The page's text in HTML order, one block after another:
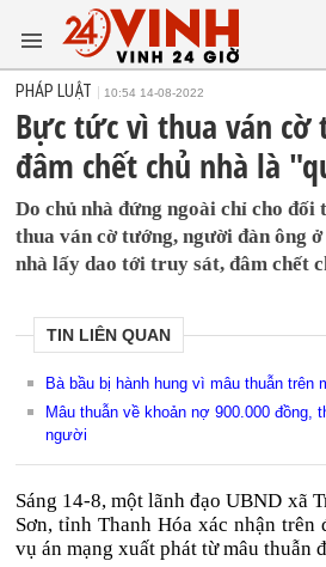
PHÁP LUẬT 10:54 14-08-2022
Bực tức vì thua ván cờ
đâm chết chủ nhà là
Do chủ nhà đứng ngoài chỉ cho đối
thua ván cờ tướng, người đàn ông
nhà lấy dao tới truy sát, đâm chết
TIN LIÊN QUAN
Bà bầu bị hành hung vì mâu thuẫn trên
Mâu thuẫn về khoản nợ 900.000 đồng,
người
Sáng 14-8, một lãnh đạo UBND xã
Sơn, tỉnh Thanh Hóa xác nhận trên
vụ án mạng xuất phát từ mâu thuẫn